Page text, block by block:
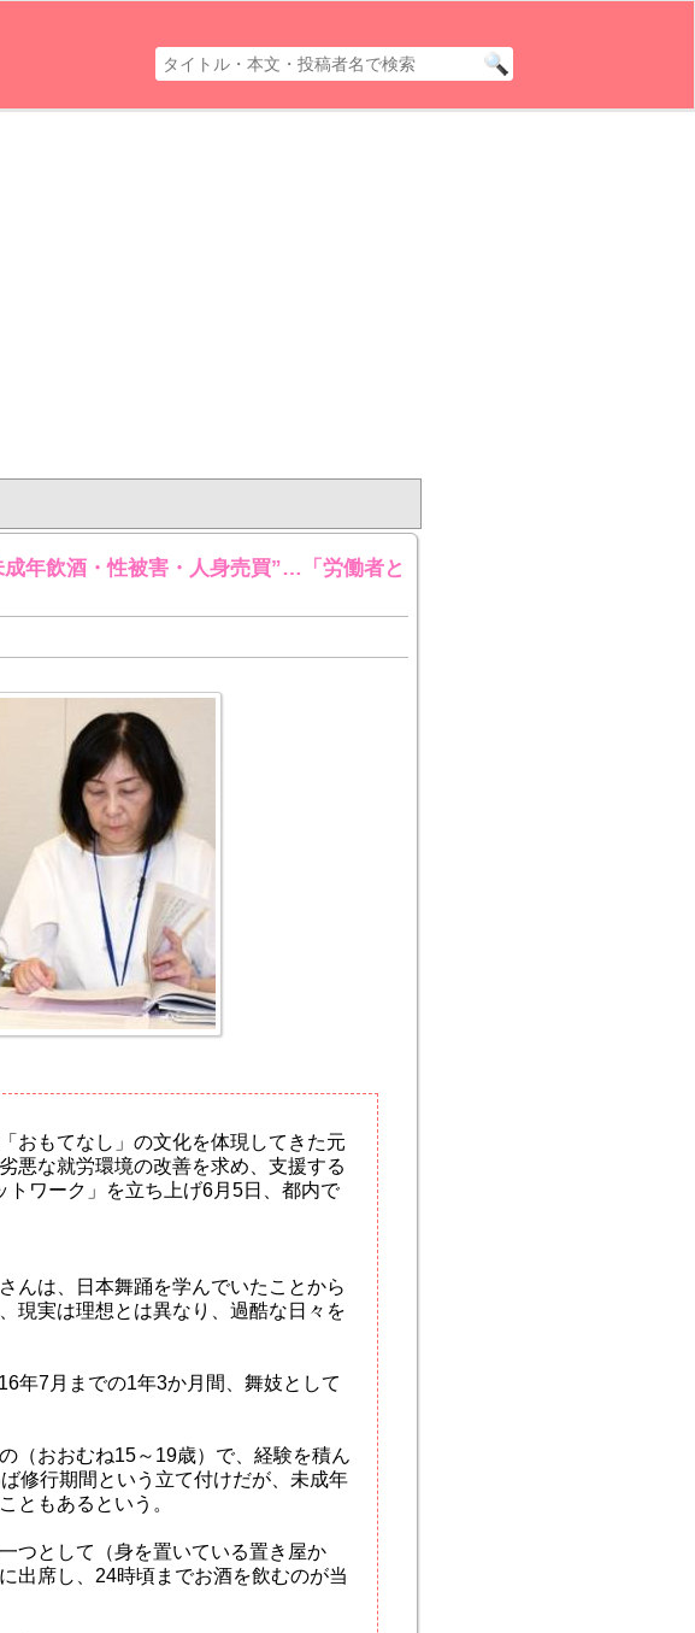
年飲酒・性被害・人身売買”…「労働者と
もてなし」の文化を体現してきた元
悪な就労環境の改善を求め、支援する
ワーク」を立ち上げ6月5日、都内で
んは、日本舞踊を学んでいたことから
現実は理想とは異なり、過酷な日々を
年7月までの1年3か月間、舞妓として
（おおむね15～19歳）で、経験を積ん
修行期間という立て付けだが、未成年
ともあるという。
つとして（身を置いている置き屋か
出席し、24時頃までお酒を飲むのが当